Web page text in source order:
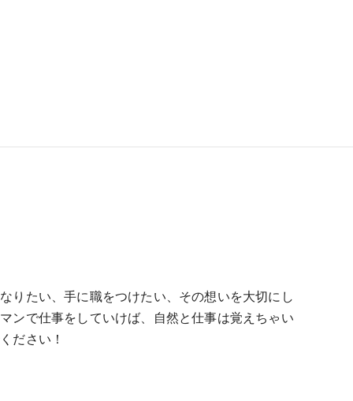
りたい、手に職をつけたい、その想いを大切にし
ンで仕事をしていけば、自然と仕事は覚えちゃい
ださい！